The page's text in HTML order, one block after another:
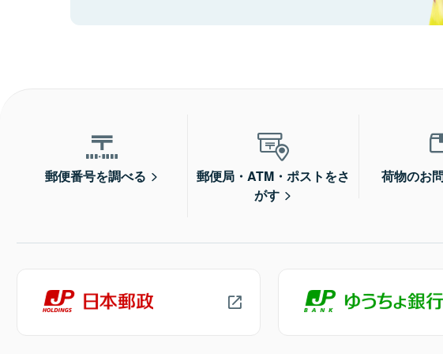
郵便番号を調べる
郵便局・ATM・ポストをさ
がす
荷物のお